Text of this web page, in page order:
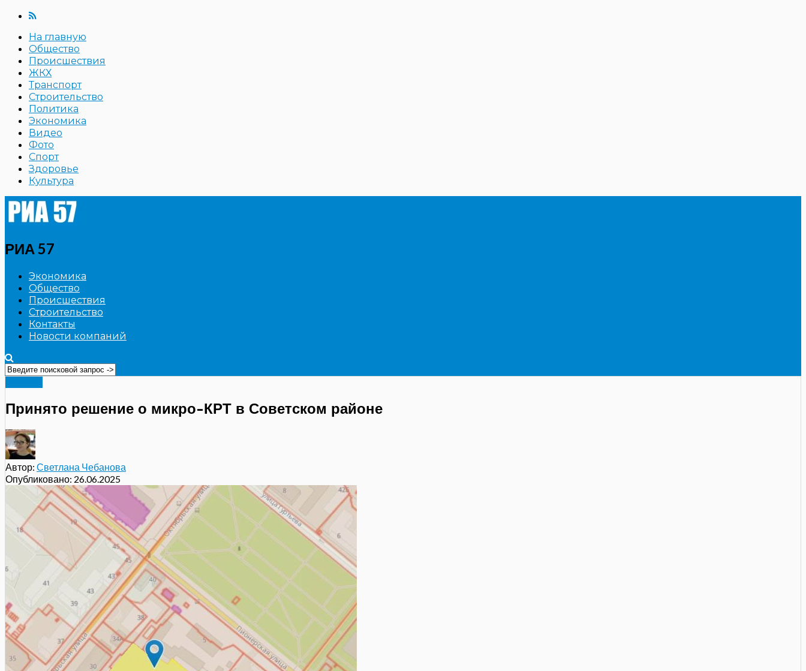
На главную
Общество
Происшествия
ЖКХ
Транспорт
Строительство
Политика
Экономика
Видео
Фото
Спорт
Здоровье
Культура
РИА 57
Экономика
Общество
Происшествия
Строительство
Контакты
Новости компаний
Принято решение о микро-КРТ в Советском районе
Автор: Светлана Чебанова
Опубликовано: 26.06.2025